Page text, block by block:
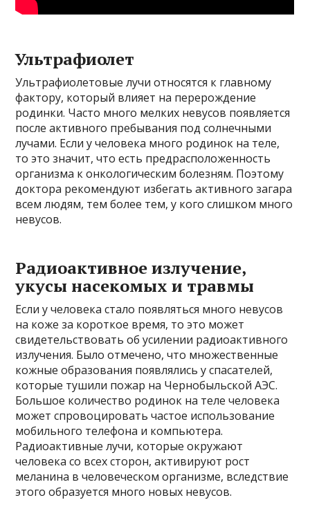
Ультрафиолет
Ультрафиолетовые лучи относятся к главному
фактору, который влияет на перерождение
родинки. Часто много мелких невусов появляется
после активного пребывания под солнечными
лучами. Если у человека много родинок на теле,
то это значит, что есть предрасположенность
организма к онкологическим болезням. Поэтому
доктора рекомендуют избегать активного загара
всем людям, тем более тем, у кого слишком много
невусов.
Радиоактивное излучение,
укусы насекомых и травмы
Если у человека стало появляться много невусов
на коже за короткое время, то это может
свидетельствовать об усилении радиоактивного
излучения. Было отмечено, что множественные
кожные образования появлялись у спасателей,
которые тушили пожар на Чернобыльской АЭС.
Большое количество родинок на теле человека
может спровоцировать частое использование
мобильного телефона и компьютера.
Радиоактивные лучи, которые окружают
человека со всех сторон, активируют рост
меланина в человеческом организме, вследствие
этого образуется много новых невусов.